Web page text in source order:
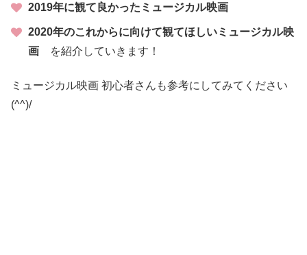
2019年に観て良かったミュージカル映画
2020年のこれからに向けて観てほしいミュージカル映
画
を紹介していきます！
ミュージカル映画 初心者さんも参考にしてみてください
(^^)/